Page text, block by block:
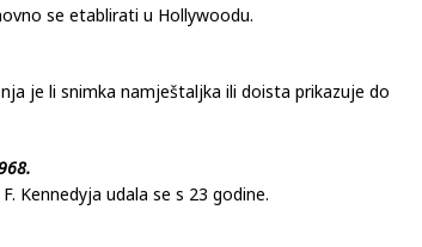
a drugi su se snalazili, primjerice pišući
je li snimka namještaljka ili doista prikazuje do